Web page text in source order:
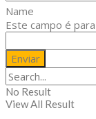
Name
Este campo é
No Result
View All Result